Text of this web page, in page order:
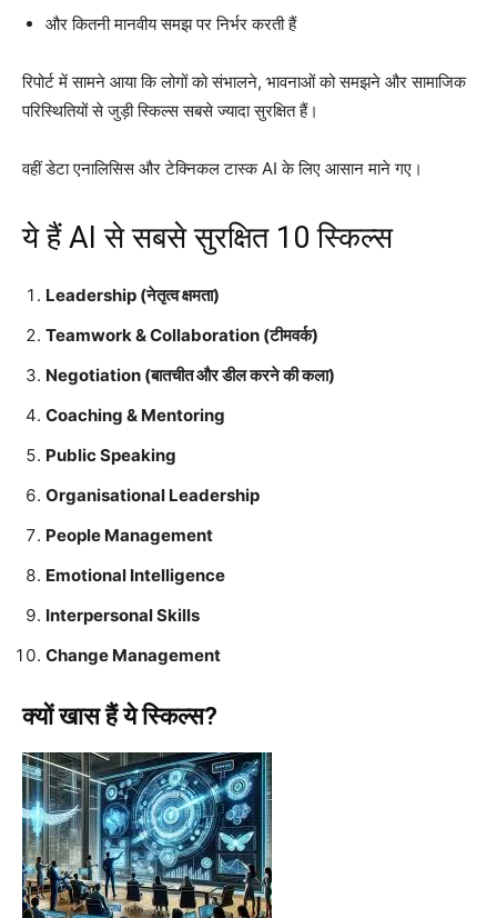
और कितनी मानवीय समझ पर निर्भर करती हैं
रिपोर्ट में सामने आया कि लोगों को संभालने, भावनाओं को समझने और सामाजिक
परिस्थितियों से जुड़ी स्किल्स सबसे ज्यादा सुरक्षित हैं।
वहीं डेटा एनालिसिस और टेक्निकल टास्क AI के लिए आसान माने गए।
ये हैं AI से सबसे सुरक्षित 10 स्किल्स
Leadership (नेतृत्व क्षमता)
Teamwork & Collaboration (टीमवर्क)
Negotiation (बातचीत और डील करने की कला)
Coaching & Mentoring
Public Speaking
Organisational Leadership
People Management
Emotional Intelligence
Interpersonal Skills
Change Management
क्यों खास हैं ये स्किल्स?